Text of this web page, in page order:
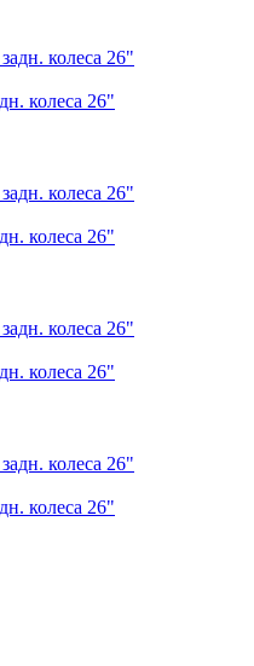
колеса 26"
колеса 26"
колеса 26"
колеса 26"